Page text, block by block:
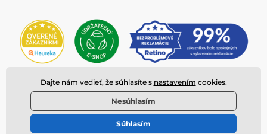
© 2026 www.deeplove.sk ⦁ E-shop vytvorila
Dajte nám vedieť, že súhlasíte s nastavením cookies.
Nesúhlasím
Súhlasím